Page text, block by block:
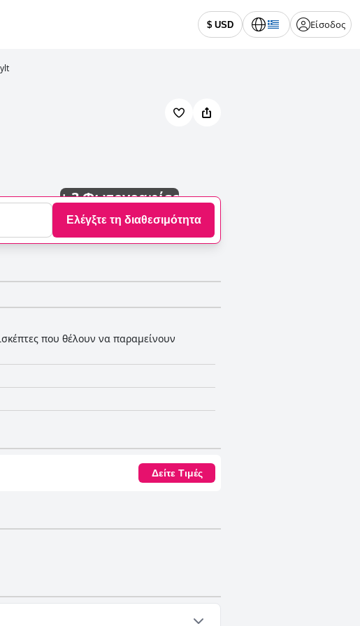
$ USD Είσοδος
+3 Φωτογραφίες
Ελέγξτε τη διαθεσιμότητα
που θέλουν να παραμείνουν
Δείτε Τιμές